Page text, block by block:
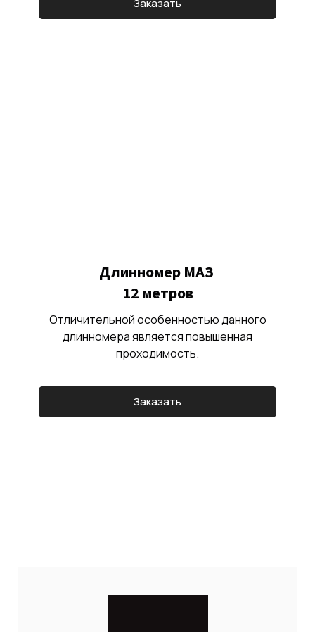
Заказать
Длинномер МАЗ
12 метров
Отличительной особенностью данного
длинномера является повышенная
проходимость.
Заказать